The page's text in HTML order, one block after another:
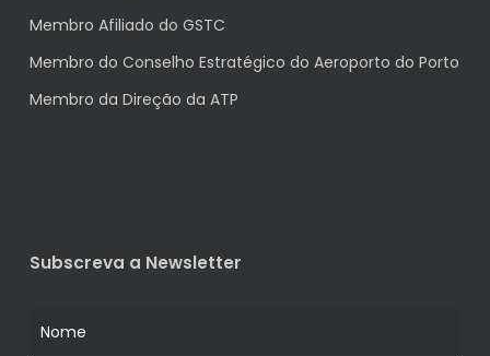
Membro Afiliado do GSTC
Membro do Conselho Estratégico do Aeroporto do Porto
Membro da Direção da ATP
Subscreva a Newsletter